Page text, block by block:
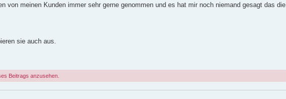
von meinen Kunden immer sehr gerne genommen und es hat mir noch niemand gesagt das die
sie auch aus.
Beitrags anzusehen.